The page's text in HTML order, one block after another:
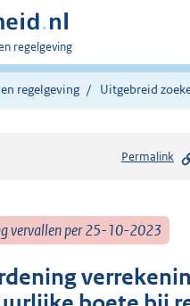
regelgeving
regelgeving Uitgebreid
Permalink
vervallen per 25-10-2023